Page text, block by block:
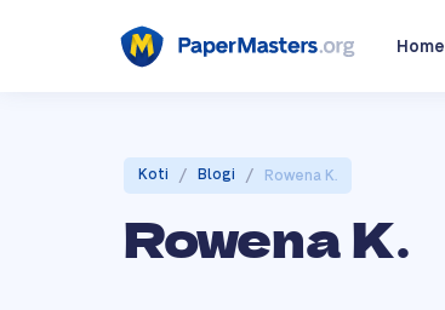
Home
Koti / Blogi / Rowena K.
Rowena K.